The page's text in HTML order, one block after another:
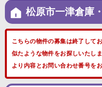
松原市一津倉庫
こちらの物件の募集は終了してお
似たような物件をお探しいたし
より内容とお問い合わせ番号を